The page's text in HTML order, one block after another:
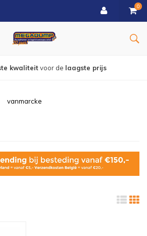
0
Gratisbezorgd vanaf € 150
vanmarcke